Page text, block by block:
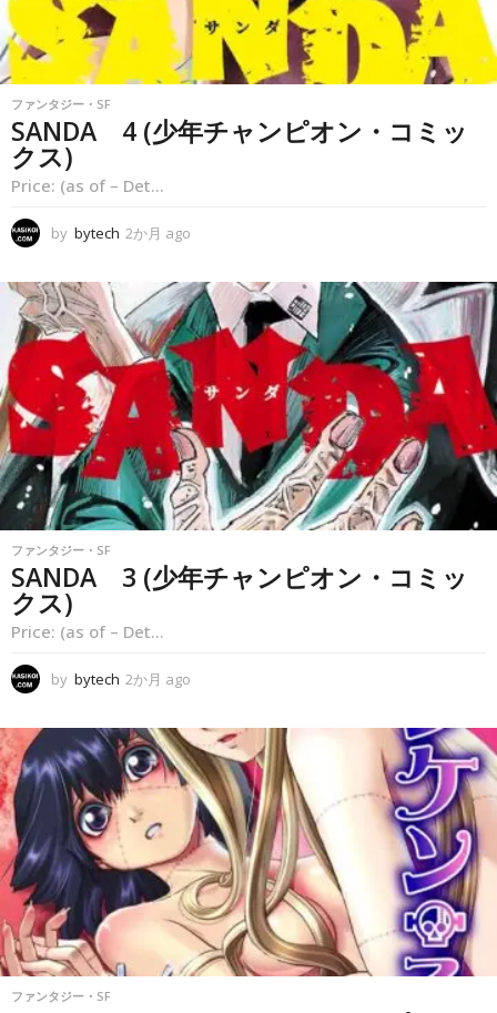
ファンタジー・SF
SANDA 4 (少年チャンピオン・コミッ
クス)
Price: (as of – Det...
by bytech 2か月 ago
a
g
o
ファンタジー・SF
SANDA 3 (少年チャンピオン・コミッ
クス)
Price: (as of – Det...
by bytech 2か月 ago
a
g
o
ファンタジー・SF